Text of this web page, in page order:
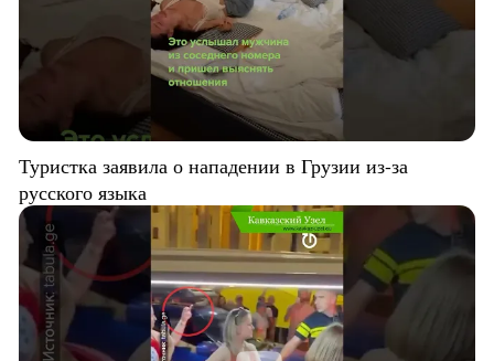
Туристка заявила о нападении в Грузии из-за
русского языка